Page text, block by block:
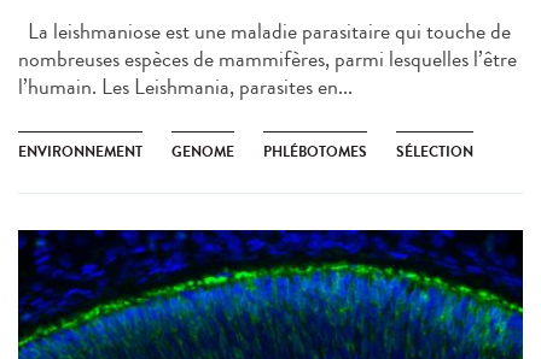
La leishmaniose est une maladie parasitaire qui touche de
nombreuses espèces de mammifères, parmi lesquelles l’être
l’humain. Les Leishmania, parasites en...
ENVIRONNEMENT GENOME PHLÉBOTOMES SÉLECTION